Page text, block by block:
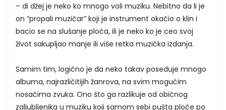
– di džej je neko ko mnogo voli muziku. Nebitno da li je
on “propali muzičar” koji je instrument okačio o klin i
bacio se na slušanje ploča, ili je neko ko je ceo svoj
život sakupljao manje ili više retka muzička izdanja.
Samim tim, logično je da neko takav poseduje mnogo
albuma, najrazličitijih žanrova, na svim mogućim
nosačima zvuka. Ono što ga razlikuje od običnog
zaljubljenika u muziku koji samom sebi pušta ploče po